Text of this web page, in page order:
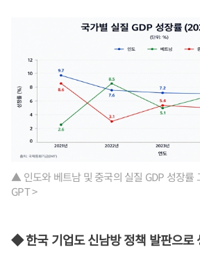
▲ 인도와 베트남 및 중국의 실질 GDP 성장률
GPT >
◆ 한국 기업도 신남방 정책 발판으로